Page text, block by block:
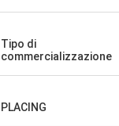
Tipo di
commercializzazione
PLACING